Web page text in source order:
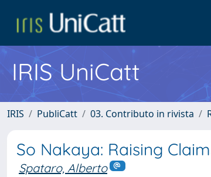
IRIS UniCatt
IRIS PubliCatt 03. Contributo in rivista
So Nakaya: Raising
Spataro, Alberto